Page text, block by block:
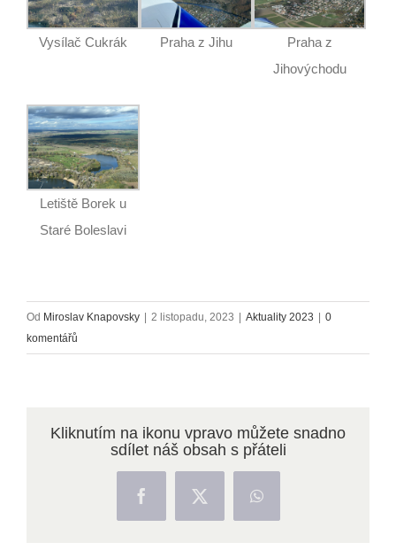
Vysílač Cukrák Praha z Jihu
Praha z
Jihovýchodu
Letiště Borek u
Staré Boleslavi
Od Miroslav Knapovsky 2 listopadu, 2023 Aktuality 2023
0
komentářů
Kliknutím na ikonu vpravo můžete snadno
sdílet náš obsah s přáteli
FacebookX WhatsApp